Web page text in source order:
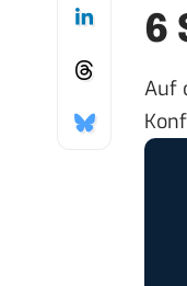
6
Auf